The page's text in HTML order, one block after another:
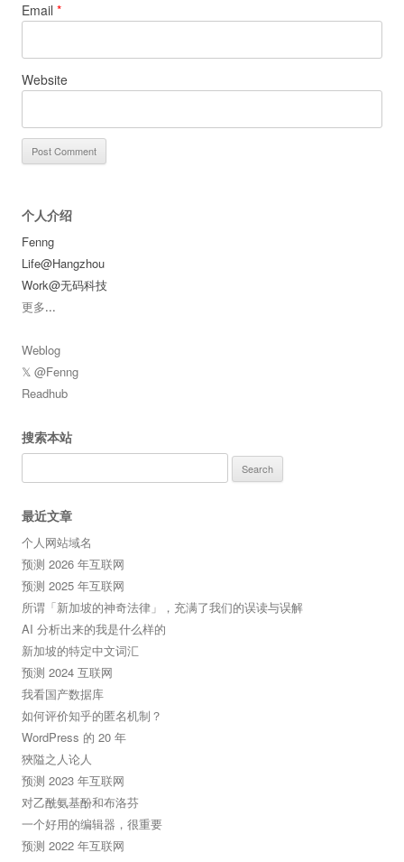
Email *
Website
个人介绍
Fenng
Life@Hangzhou
Work@无码科技
更多...
Weblog
𝕏 @Fenng
Readhub
搜索本站
for:
最近文章
个人网站域名
预测 2026 年互联网
预测 2025 年互联网
所谓「新加坡的神奇法律」，充满了我们的误读与误解
AI 分析出来的我是什么样的
新加坡的特定中文词汇
预测 2024 互联网
我看国产数据库
如何评价知乎的匿名机制？
WordPress 的 20 年
狹隘之人论人
预测 2023 年互联网
对乙酰氨基酚和布洛芬
一个好用的编辑器，很重要
预测 2022 年互联网